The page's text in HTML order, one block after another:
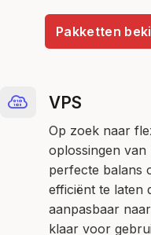
Pakketten
VPS
Op zoek naar
oplossingen
perfecte balans
efficiënt te laten
aanpasbaar
klaar voor